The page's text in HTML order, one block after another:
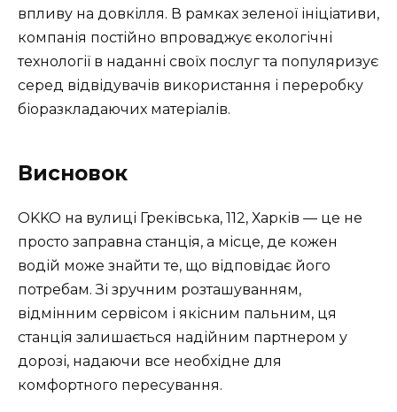
впливу на довкілля. В рамках зеленої ініціативи,
компанія постійно впроваджує екологічні
технології в наданні своїх послуг та популяризує
серед відвідувачів використання і переробку
біоразкладаючих матеріалів.
Висновок
OKKO на вулиці Греківська, 112, Харків — це не
просто заправна станція, а місце, де кожен
водій може знайти те, що відповідає його
потребам. Зі зручним розташуванням,
відмінним сервісом і якісним пальним, ця
станція залишається надійним партнером у
дорозі, надаючи все необхідне для
комфортного пересування.